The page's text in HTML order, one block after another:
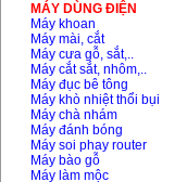
MÁY DÙNG ĐIỆN
Máy khoan
Máy mài, cắt
Máy cưa gỗ, sắt,..
Máy cắt sắt, nhôm,..
Máy đục bê tông
Máy khò nhiệt thổi bụi
Máy chà nhám
Máy đánh bóng
Máy soi phay router
Máy bào gỗ
Máy làm mộc